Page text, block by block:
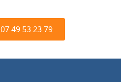
07 49 53 23 79